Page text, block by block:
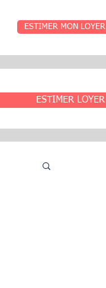
ESTIMER MON LOYER
ESTIMER LOYER